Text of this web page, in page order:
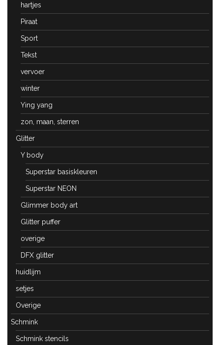
hartjes
Piraat
Sport
Tekst
vervoer
winter
Ying yang
zon, maan, sterren
Glitter
Y body
Superstar basiskleuren
Superstar NEON
Glimmer body art
Glitter puffer
overige
DFX glitter
huidlijm
setjes
Overige
Schmink
Schmink stencils